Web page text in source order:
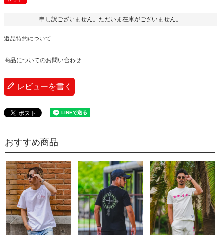
申し訳ございません。ただいま在庫がございません。
返品特約について
商品についてのお問い合わせ
レビューを書く
おすすめ商品